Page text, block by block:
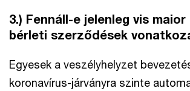
3.) Fennáll-e jelenleg vis
bérleti szerződések
Egyesek a veszélyhelyzet
koronavírus-járványra szinte